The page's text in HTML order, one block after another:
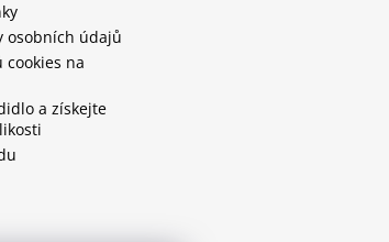
osobních údajů
cookies na
a získejte